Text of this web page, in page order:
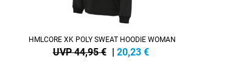
HMLCORE XK POLY SWEAT HOODIE WOMAN
UVP 44,95 € | 20,23 €